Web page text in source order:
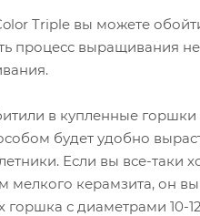
Triple вы можете
процесс выращивания
в купленные
будет удобно
Если вы все-таки
мелкого керамзита, он
с диаметрами 10-